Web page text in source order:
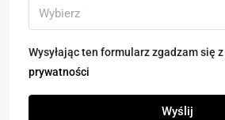
Wybierz
Wysyłając ten formularz zgadzam się z
prywatności
Wyślij